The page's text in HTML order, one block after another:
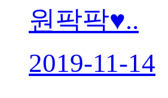
원팍팍♥..
2019-11-14